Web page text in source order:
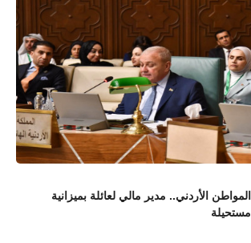
المواطن الأردني.. مدير مالي لعائلة بميزانية
مستحيلة